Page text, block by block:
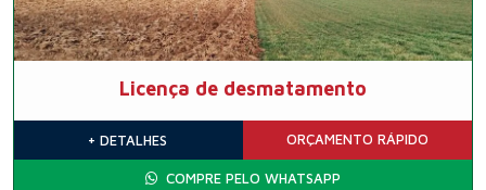
Licença de desmatamento
+ DETALHES ORÇAMENTO RÁPIDO
COMPRE PELO WHATSAPP